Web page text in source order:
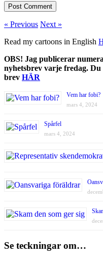
« Previous Next »
Read my cartoons in English
OBS! Jag publicerar
nyhetsbrev varje fredag.
brev HÄR
Vem har fobi?
mars 4, 2024
Spårfel
mars 4, 2024
Se teckningar om…